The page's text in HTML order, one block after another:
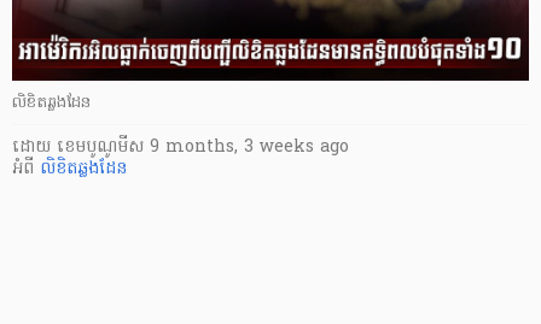
លិខិតឆ្លងដែន
ដោយ ​ ខេមបូណូមីស 9 months, 3 weeks ago
អំពី លិខិតឆ្លងដែន